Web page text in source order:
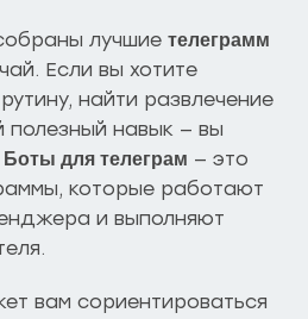
лучшие телеграмм
Если вы хотите
найти развлечение
полезный навык — вы
Боты для телеграм — это
которые работают
и выполняют
вам сориентироваться